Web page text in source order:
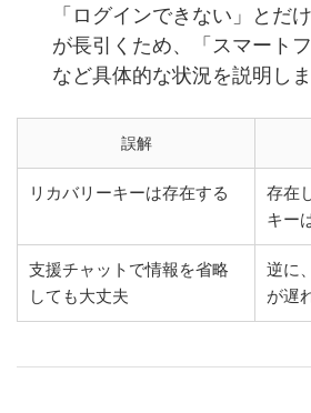
「ログインできない」とだ
が長引くため、「スマート
など具体的な状況を説明しま
誤解
リカバリーキーは存在する
存在
キー
支援チャットで情報を省略
しても大丈夫
逆に
が遅